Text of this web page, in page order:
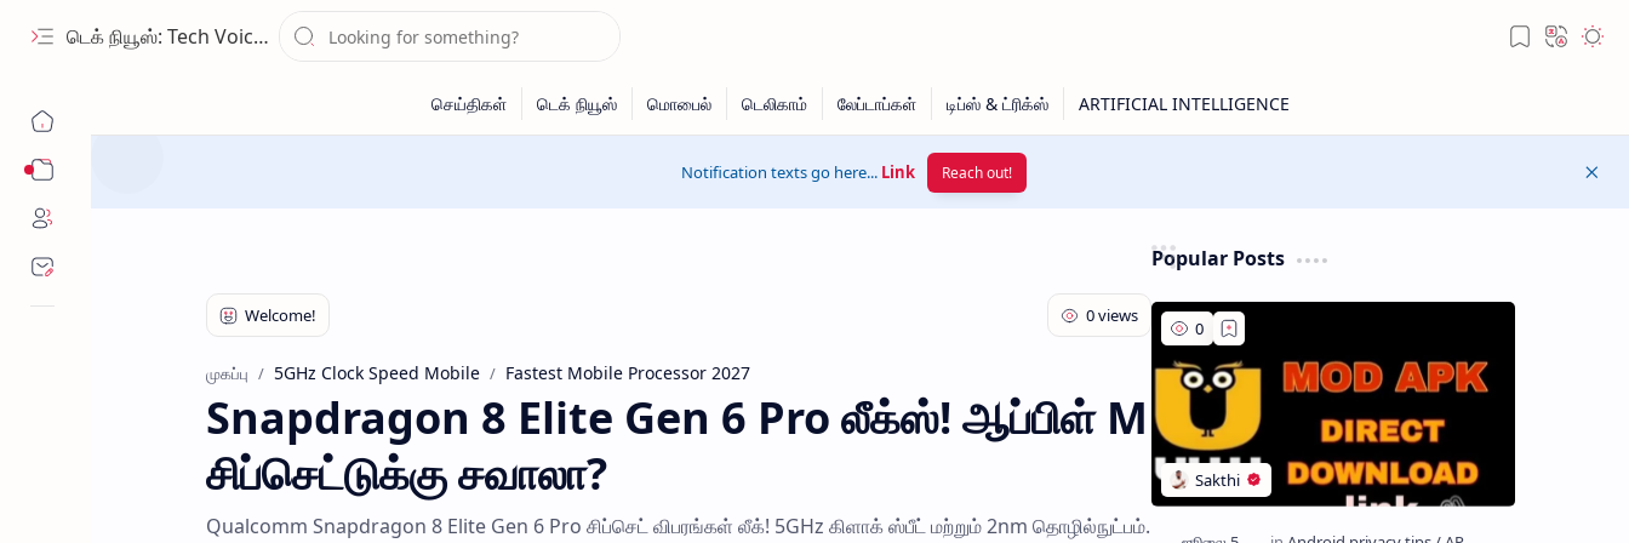
டெக் நியூஸ்: Tech Voice Tamil - தமிழ் டெக் & 2026 AI செய்திகள்.
Notification texts go here... Link Reach out!
முகப்பு 5GHz Clock Speed Mobile Fastest Mobile Processor 2027
Snapdragon 8 Elite Gen 6 Pro லீக்ஸ்! ஆப்பிள் M
சிப்செட்டுக்கு சவாலா?
Qualcomm Snapdragon 8 Elite Gen 6 Pro சிப்செட் விபரங்கள் லீக்! 5GHz கிளாக் ஸ்பீட் மற்றும் 2nm தொழில்நுட்பம்.
Popular Posts